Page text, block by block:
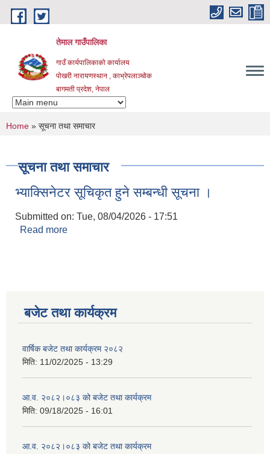
Skip to main content
तेमाल गाउँपालिका
गाउँ कार्यपालिकाको कार्यालय
पोखरी नारायणस्थान , काभ्रेपलाञ्चोक ‌‌‍‍‍‍‍‍
बागमती प्रदेश, नेपाल
You are here
Home » सूचना तथा समाचार
सूचना तथा समाचार
भ्याक्सिनेटर सूचिकृत हुने सम्बन्धी सूचना ।
Submitted on: Tue, 08/04/2026 - 17:51
Read more
बजेट तथा कार्यक्रम
वार्षिक बजेट तथा कार्यक्रम २०८२
मिति: 11/02/2025 - 13:29
आ.व. २०८२।०८३ को बजेट तथा कार्यक्रम
मिति: 09/18/2025 - 16:01
आ.व. २०८२।०८३ को बजेट तथा कार्यक्रम